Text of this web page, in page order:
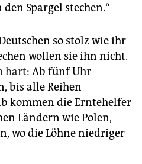
Spargel stechen.“
so stolz wie ihr
wollen sie ihn nicht.
hart: Ab fünf Uhr
bis alle Reihen
kommen die Erntehelfer
Ländern wie Polen,
wo die Löhne niedriger